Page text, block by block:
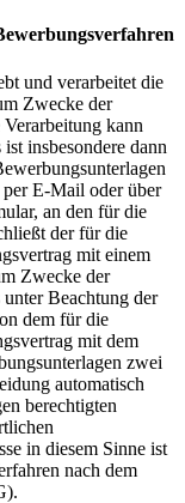
und verarbeitet die
Zwecke der
kann
insbesondere dann
per E-Mail oder über
an den für die
der für die
mit einem
Zwecke der
Beachtung der
dem für die
mit dem
zwei
automatisch
berechtigten
in diesem Sinne ist
nach dem